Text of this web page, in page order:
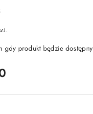
gdy produkt będzie dostępny